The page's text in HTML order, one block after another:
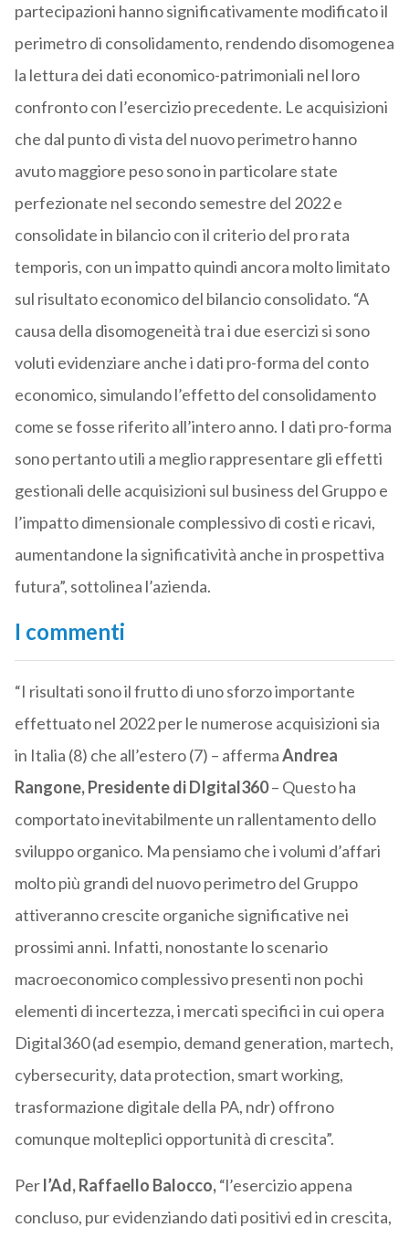
partecipazioni hanno significativamente modificato il
perimetro di consolidamento, rendendo disomogenea
la lettura dei dati economico-patrimoniali nel loro
confronto con l’esercizio precedente. Le acquisizioni
che dal punto di vista del nuovo perimetro hanno
avuto maggiore peso sono in particolare state
perfezionate nel secondo semestre del 2022 e
consolidate in bilancio con il criterio del pro rata
temporis, con un impatto quindi ancora molto limitato
sul risultato economico del bilancio consolidato. “A
causa della disomogeneità tra i due esercizi si sono
voluti evidenziare anche i dati pro-forma del conto
economico, simulando l’effetto del consolidamento
come se fosse riferito all’intero anno. I dati pro-forma
sono pertanto utili a meglio rappresentare gli effetti
gestionali delle acquisizioni sul business del Gruppo e
l’impatto dimensionale complessivo di costi e ricavi,
aumentandone la significatività anche in prospettiva
futura”, sottolinea l’azienda.
I commenti
“I risultati sono il frutto di uno sforzo importante
effettuato nel 2022 per le numerose acquisizioni sia
in Italia (8) che all’estero (7) – affermaAndrea
Rangone, Presidente di DIgital360– Questo ha
comportato inevitabilmente un rallentamento dello
sviluppo organico. Ma pensiamo che i volumi d’affari
molto più grandi del nuovo perimetro del Gruppo
attiveranno crescite organiche significative nei
prossimi anni. Infatti, nonostante lo scenario
macroeconomico complessivo presenti non pochi
elementi di incertezza, i mercati specifici in cui opera
Digital360 (ad esempio, demand generation, martech,
cybersecurity, data protection, smart working,
trasformazione digitale della PA, ndr) offrono
comunque molteplici opportunità di crescita”.
Perl’Ad, Raffaello Balocco,“l’esercizio appena
concluso, pur evidenziando dati positivi ed in crescita,